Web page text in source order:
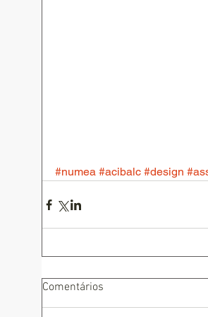
#numea #acibalc #design
Comentários